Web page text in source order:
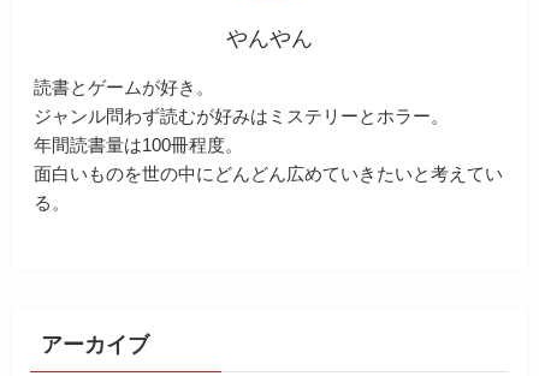
やんやん
読書とゲームが好き。
ジャンル問わず読むが好みはミステリーとホラー。
年間読書量は100冊程度。
面白いものを世の中にどんどん広めていきたいと考えてい
る。
アーカイブ